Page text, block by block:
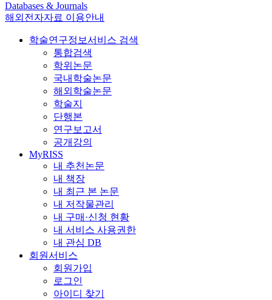
Databases & Journals
해외전자자료 이용안내
학술연구정보서비스 검색
통합검색
학위논문
국내학술논문
해외학술논문
학술지
단행본
연구보고서
공개강의
MyRISS
내 추천논문
내 책장
내 최근 본 논문
내 저작물관리
내 구매·신청 현황
내 서비스 사용권한
내 관심 DB
회원서비스
회원가입
로그인
아이디 찾기